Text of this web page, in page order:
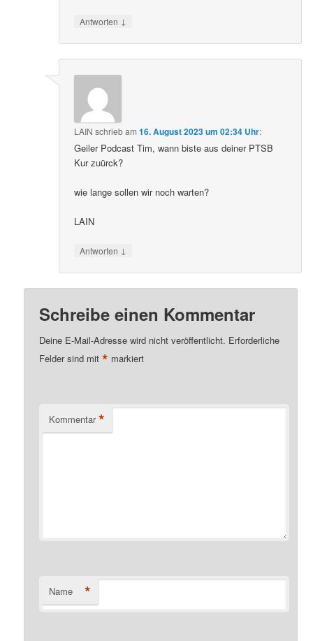
Antworten ↓
LAIN schriebam16. August 2023 um 02:34 Uhr:
Geiler Podcast Tim, wann biste aus deiner PTSB
Kur zuürck?
wie lange sollen wir noch warten?
LAIN
Antworten ↓
Schreibe einen Kommentar
Deine E-Mail-Adresse wird nicht veröffentlicht. Erforderliche
Felder sind mit* markiert
Kommentar *
Name *